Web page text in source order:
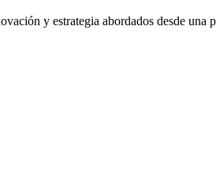
y estrategia abordados desde